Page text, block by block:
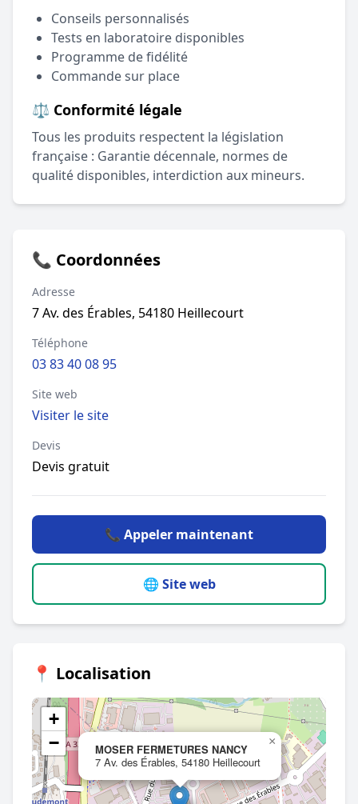
Conseils personnalisés
Tests en laboratoire disponibles
Programme de fidélité
Commande sur place
⚖️ Conformité légale
Tous les produits respectent la législation
française : Garantie décennale, normes de
qualité disponibles, interdiction aux mineurs.
📞 Coordonnées
Adresse
7 Av. des Érables, 54180 Heillecourt
Téléphone
03 83 40 08 95
Site web
Visiter le site
Devis
Devis gratuit
📞 Appeler maintenant
🌐 Site web
📍 Localisation
MOSER FERMETURES NANCY
7 Av. des Érables, 54180 Heillecourt
×
+
−